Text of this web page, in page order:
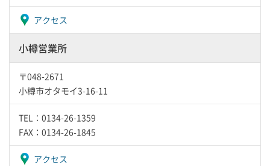
アクセス
小樽営業所
〒048-2671
小樽市オタモイ3-16-11
TEL：0134-26-1359
FAX：0134-26-1845
アクセス